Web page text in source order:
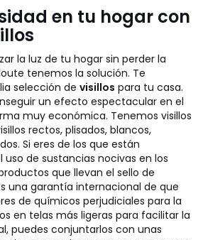
en tu hogar con
la luz de tu hogar sin perder la
tenemos la solución. Te
selección de visillos para tu casa.
un efecto espectacular en el
muy económica. Tenemos visillos
rectos, plisados, blancos,
Si eres de los que están
de sustancias nocivas en los
que llevan el sello de
una garantía internacional de que
de químicos perjudiciales para la
en telas más ligeras para facilitar la
puedes conjuntarlos con unas